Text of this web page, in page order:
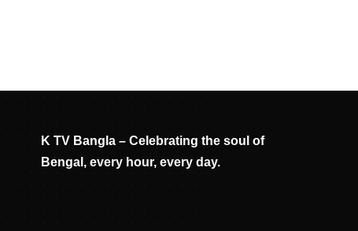
K TV Bangla – Celebrating the soul of
Bengal, every hour, every day.